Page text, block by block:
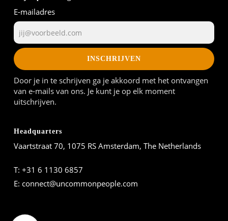
E-mailadres
INSCHRIJVEN
Door je in te schrijven ga je akkoord met het ontvangen
van e-mails van ons. Je kunt je op elk moment
uitschrijven.
Headquarters
Vaartstraat 70, 1075 RS Amsterdam, The Netherlands
T: +31 6 1130 6857
E: connect@uncommonpeople.com